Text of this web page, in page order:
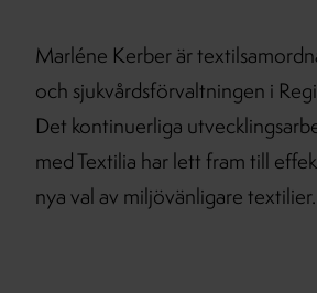
Marléne Kerber är
och sjukvårdsförvaltningen i
Det kontinuerliga
med Textilia har lett fram till
nya val av miljövänligare textilier.